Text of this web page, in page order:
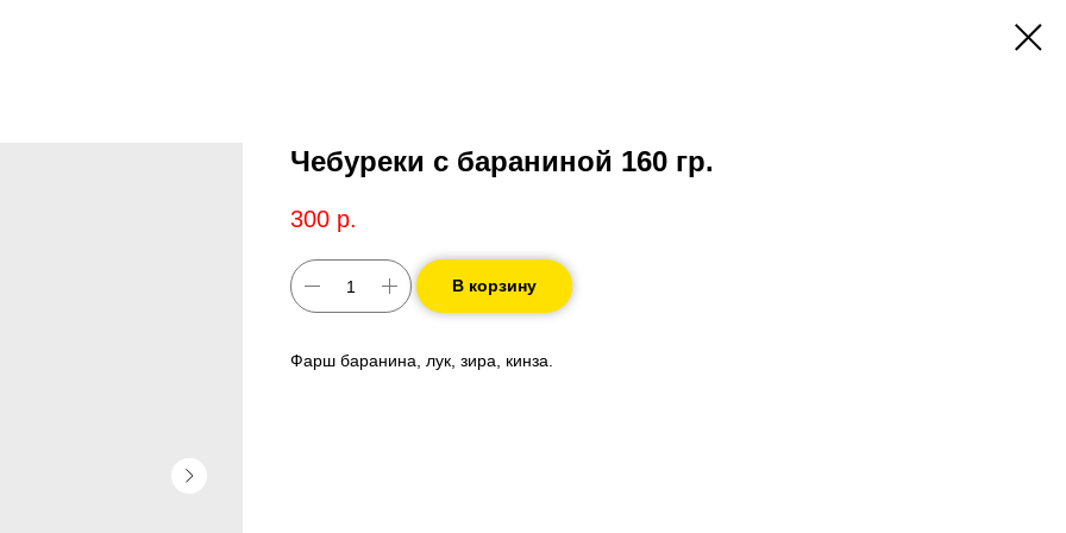
Чебуреки с бараниной 160 гр.
300 р.
В корзину
Фарш баранина, лук, зира, кинза.